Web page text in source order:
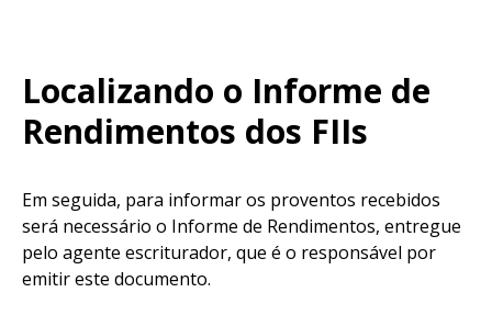
Localizando o Informe de
Rendimentos dos FIIs
Em seguida, para informar os proventos recebidos
será necessário o Informe de Rendimentos, entregue
pelo agente escriturador, que é o responsável por
emitir este documento.